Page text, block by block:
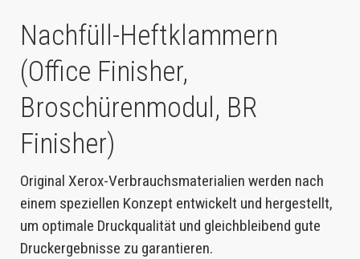
Nachfüll-Heftklammern
(Office Finisher,
Broschürenmodul, BR
Finisher)
Original Xerox-Verbrauchsmaterialien werden nach
einem speziellen Konzept entwickelt und hergestellt,
um optimale Druckqualität und gleichbleibend gute
Druckergebnisse zu garantieren.